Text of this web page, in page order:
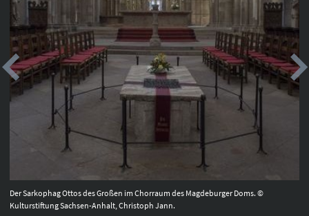
Der Sarkophag Ottos des Großen im Chorraum des Magdeburger Doms. ©
Kulturstiftung Sachsen-Anhalt, Christoph Jann.